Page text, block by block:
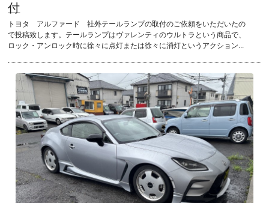
付
トヨタ アルファード 社外テールランプの取付のご依頼をいただいたの
で投稿致します。テールランプはヴァレンティのウルトラという商品で、
ロック・アンロック時に徐々に点灯または徐々に消灯というアクション...